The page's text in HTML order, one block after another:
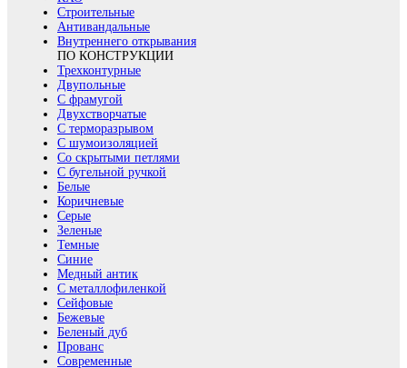
Строительные
Антивандальные
Внутреннего открывания
ПО КОНСТРУКЦИИ
Трехконтурные
Двупольные
С фрамугой
Двухстворчатые
С терморазрывом
С шумоизоляцией
Со скрытыми петлями
С бугельной ручкой
Белые
Коричневые
Серые
Зеленые
Темные
Синие
Медный антик
С металлофиленкой
Сейфовые
Бежевые
Беленый дуб
Прованс
Современные